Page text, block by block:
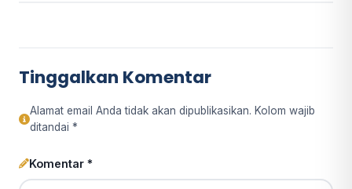
Tinggalkan Komentar
Alamat email Anda tidak akan dipublikasikan. Kolom wajib
ditandai *
Komentar *